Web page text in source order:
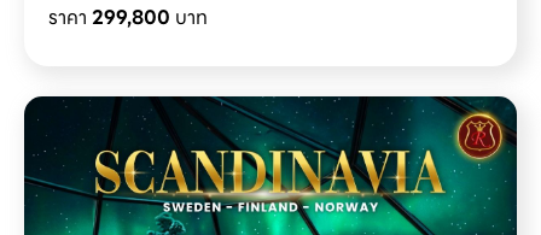
ราคา 299,800 บาท